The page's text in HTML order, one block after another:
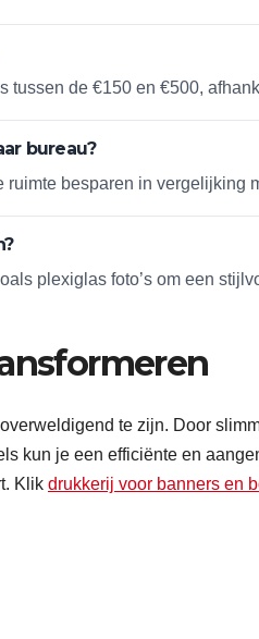
tussen de €150 en €500,
bureau?
besparen in vergelijking
plexiglas foto’s om een
te zijn. Door
kun je een efficiënte en
Klik drukkerij voor banners en